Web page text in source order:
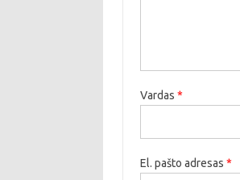
Vardas *
El. pašto adresas *